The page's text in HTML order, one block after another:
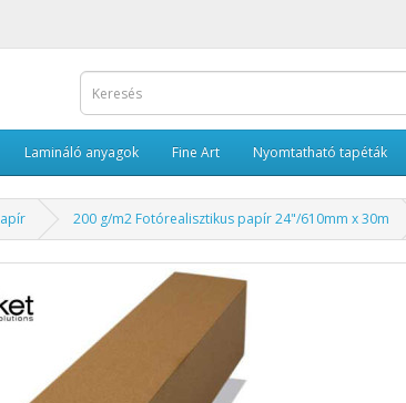
Lamináló anyagok Fine Art Nyomtatható tapéták
200 g/m2 Fotórealisztikus papír 24"/610mm x 30m